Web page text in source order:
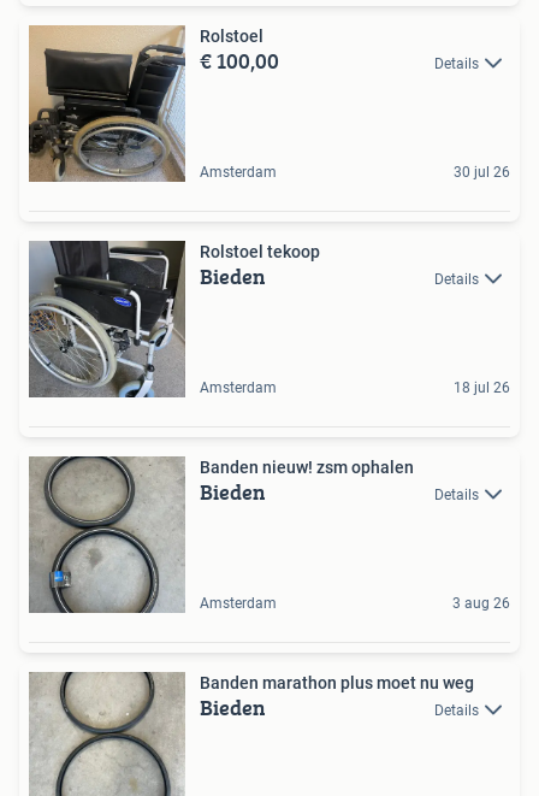
Rolstoel
€ 100,00 Details
Amsterdam 30 jul 26
Rolstoel tekoop
Bieden Details
Amsterdam 18 jul 26
Banden nieuw! zsm ophalen
Bieden Details
Amsterdam 3 aug 26
Banden marathon plus moet nu weg
Bieden Details